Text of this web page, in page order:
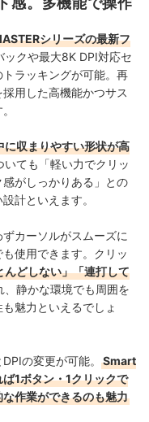
シリーズの最新フ
ックや最大8K DPI対応セ
ラッキングが可能。再
用した高機能かつサス
収まりやすい形状が高
いても「軽い力でクリッ
がしっかりある」との
計といえます。
カーソルがスムーズに
使用できます。クリッ
んどしない」「連打して
、静かな環境でも周囲を
魅力といえるでしょ
の変更が可能。
Smart
1ボタン・1クリックで
作業ができるのも魅力